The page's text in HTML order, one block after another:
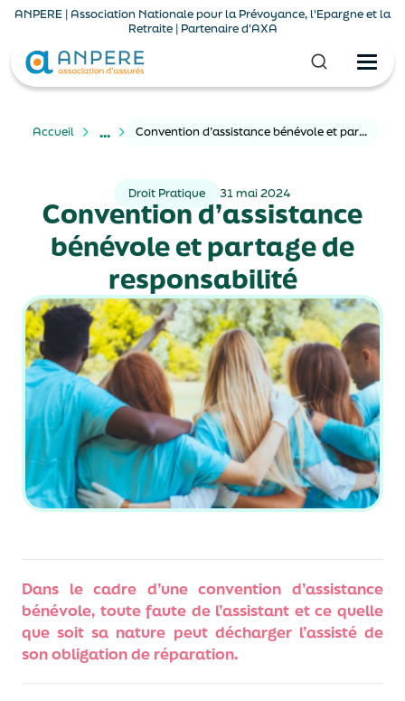
ANPERE | Association Nationale pour la Prévoyance, l'Epargne et la
Retraite | Partenaire d'AXA
Accueil ... Convention d’assistance bénévole et partage de responsabilité
Droit Pratique 31 mai 2024
Convention d’assistance
bénévole et partage de
responsabilité
Dans le cadre d’une convention d’assistance
bénévole, toute faute de l’assistant et ce quelle
que soit sa nature peut décharger l’assisté de
son obligation de réparation.